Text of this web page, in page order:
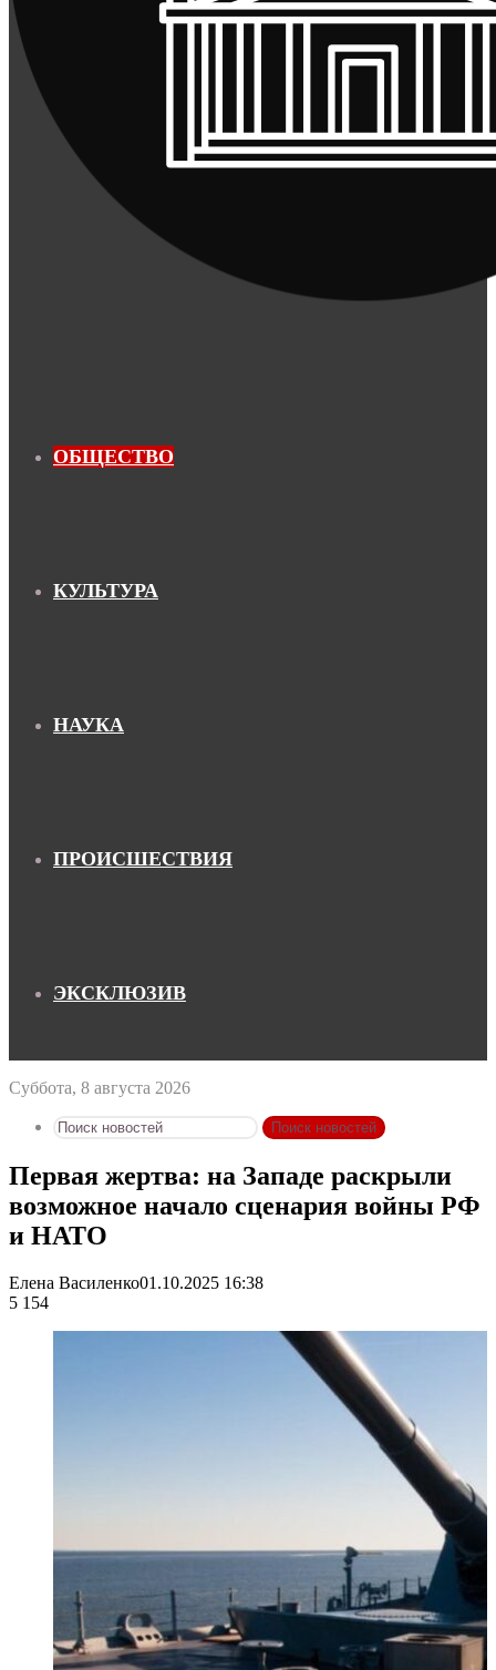
ОБЩЕСТВО
КУЛЬТУРА
НАУКА
ПРОИСШЕСТВИЯ
ЭКСКЛЮЗИВ
Суббота, 8 августа 2026
Поиск новостей
Первая жертва: на Западе раскрыли
возможное начало сценария войны РФ
и НАТО
Елена Василенко01.10.2025 16:38
5 154